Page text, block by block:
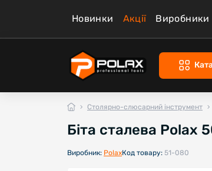
Новинки Акції Виробники
Столярно-слюсарний інструмент
Біта сталева Polax
Виробник: PolaxКод товару: 51-080